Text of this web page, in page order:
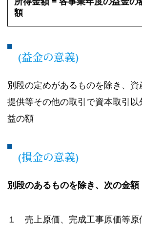
額
(益金の意義)
別段の定めがあるものを除き、
提供等その他の取引で資本取引以
益の額
(損金の意義)
別段のあるものを除き、次の金額
１ 売上原価、完成工事原価等原